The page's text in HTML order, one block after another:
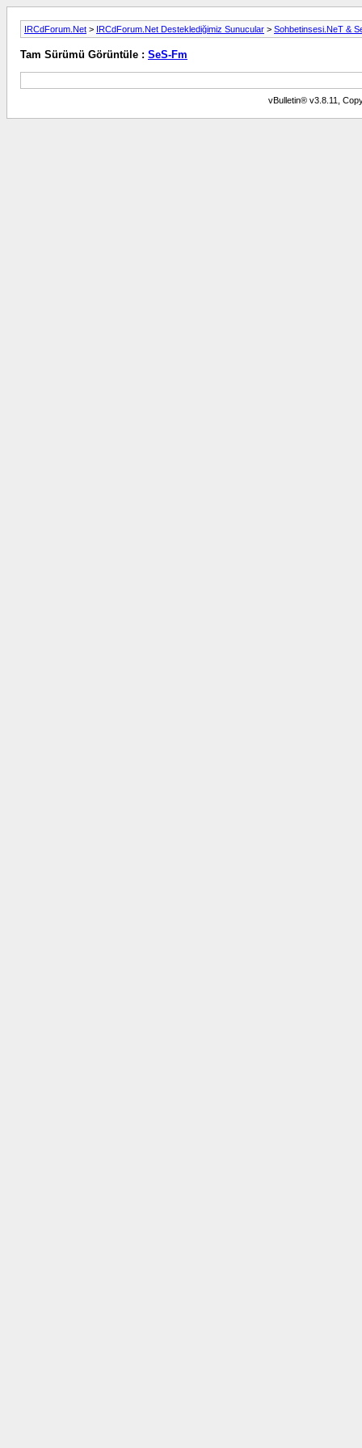
IRCdForum.Net > IRCdForum.Net Desteklediğimiz Sunucular > Sohbetinsesi.NeT &
Tam Sürümü Görüntüle : SeS-Fm
vBulletin® v3.8.11,